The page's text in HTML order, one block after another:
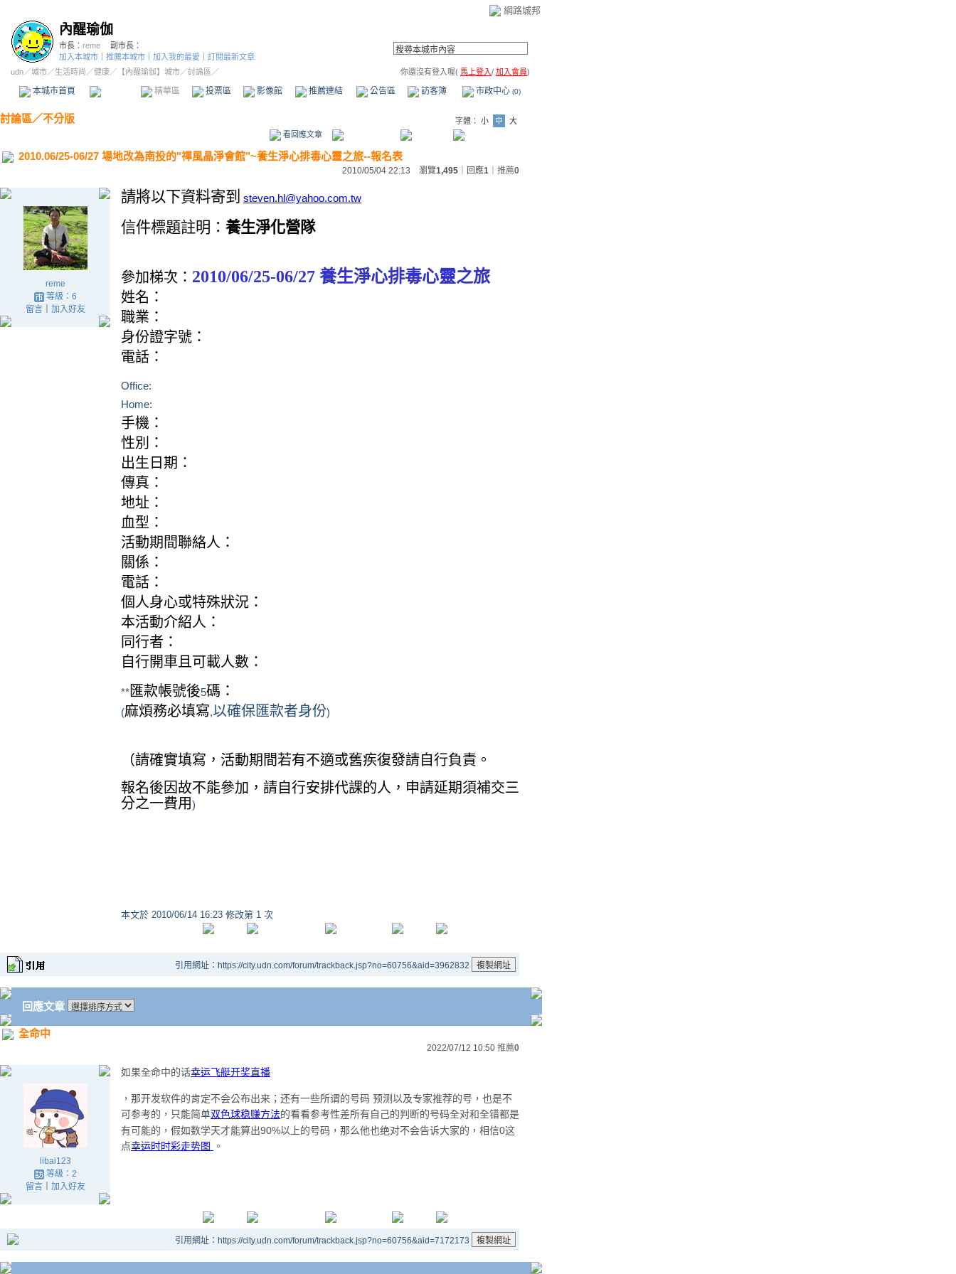
網路城邦
內醒瑜伽
市長： reme
副市長：
加入本城市
推薦本城市 加入我的最愛
訂閱最新文章
udn／城市／生活時尚 ／健康／ 【內醒瑜伽】城市／討論區／ 你還沒有登入喔( 馬上登入/ 加入會員)
本城市首頁 精華區 投票區 影像館 推薦連結 公告區 訪客簿 市政中心 (0)
討論區／不分版 字體： 小 中
大
看回應文章
2010.06/25-06/27 場地改為南投的"禪風晶淨會館"~養生淨心排毒心靈之旅--報名表
2010/05/04 22:13 瀏覽1,495 ｜回應1 推薦0
reme
等級：6
留言｜ 加入好友
請將以下資料寄到 steven.hl@yahoo.com.tw
信件標題註明： 養生淨化營隊
參加梯次： 2010/06/25-06/27 養生淨心排毒心靈之旅
姓名：
職業：
身份證字號：
電話：
Office:
Home:
手機：
性別：
出生日期：
傳真：
地址：
血型：
活動期間聯絡人：
關係：
電話：
個人身心或特殊狀況：
本活動介紹人：
同行者：
自行開車且可載人數：
**匯款帳號後5碼 ：
(麻煩務必填寫,以確保匯款者身份)
（請確實填寫，活動期間若有不適或舊疾復發請自行負責。
報名後因故不能參加，請自行安排代課的人，申請延期須補交三
分之一費用)
本文於 2010/06/14 16:23 修改第 1 次
引用網址：https://city.udn.com/forum/trackback.jsp?no=60756&aid=3962832
回應文章
全命中
2022/07/12 10:50 推薦0
libai123
等級：2
留言｜ 加入好友
如果全命中的话幸运飞艇开奖直播
，那开发软件的肯定不会公布出来；还有一些所谓的号码 预测以及专家推荐的号，也是不
可参考的，只能简单双色球稳赚方法的看看参考性差所有自己的判断的号码全对和全错都是
有可能的，假如数学天才能算出90%以上的号码，那么他也绝对不会告诉大家的，相信0这
点幸运时时彩走势图 。
引用網址：https://city.udn.com/forum/trackback.jsp?no=60756&aid=7172173